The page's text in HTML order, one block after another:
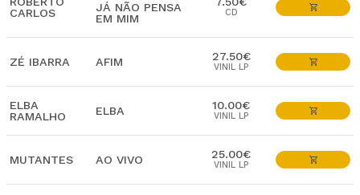
CARLOS
JÁ NÃO PENSA
EM MIM
CD
ZÉ IBARRA AFIM 27.50€
VINIL LP
ELBA
RAMALHO
ELBA 10.00€
VINIL LP
MUTANTES AO VIVO 25.00€
VINIL LP